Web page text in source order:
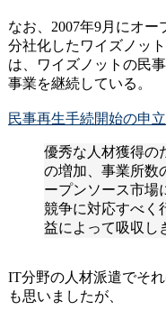
なお、2007年9月にオ
分社化したワイズノッ
は、ワイズノットの民
事業を継続している。
民事再生手続開始の申
優秀な人材獲得の
の増加、事業所数
ープンソース市場
競争に対応すべく
益によって吸収し
IT分野の人材派遣でそ
も思いましたが、